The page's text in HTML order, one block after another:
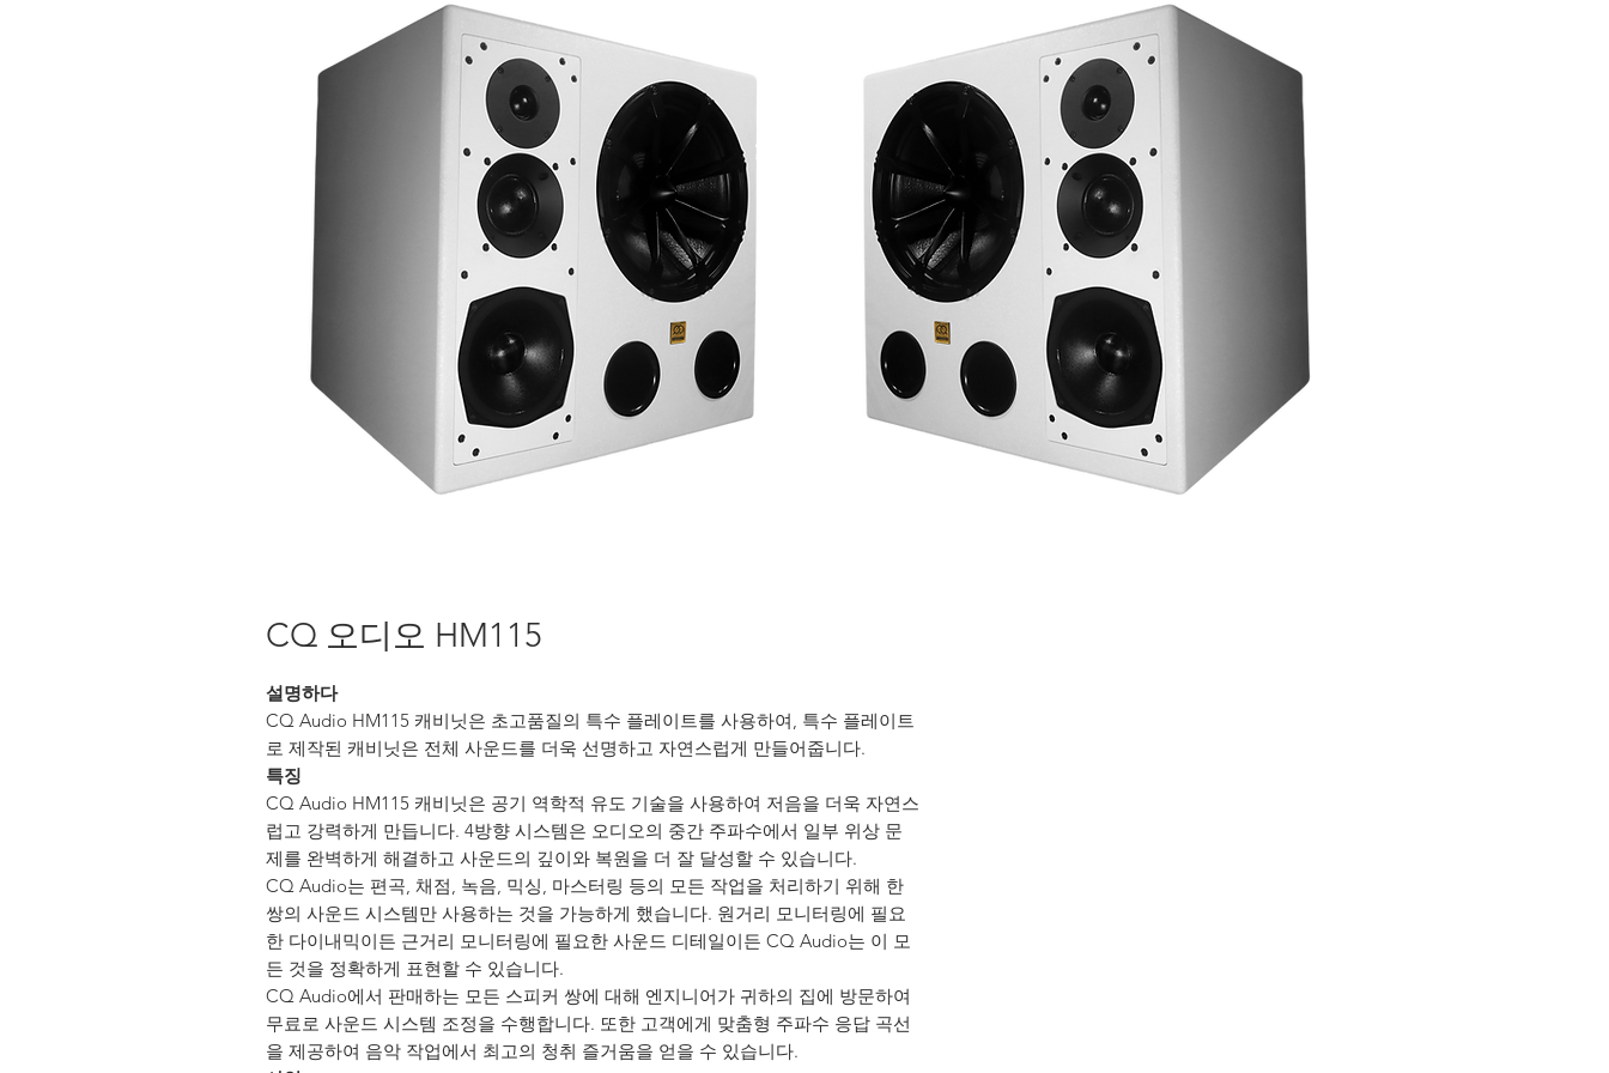
CQ 오디오 HM115
설명하다
CQ Audio HM115 캐비닛은 초고품질의 특수 플레이트를 사용하여, 특수 플레이트
로 제작된 캐비닛은 전체 사운드를 더욱 선명하고 자연스럽게 만들어줍니다.
특징
CQ Audio HM115 캐비닛은 공기 역학적 유도 기술을 사용하여 저음을 더욱 자연스
럽고 강력하게 만듭니다. 4방향 시스템은 오디오의 중간 주파수에서 일부 위상 문
제를 완벽하게 해결하고 사운드의 깊이와 복원을 더 잘 달성할 수 있습니다.
CQ Audio는 편곡, 채점, 녹음, 믹싱, 마스터링 등의 모든 작업을 처리하기 위해 한
쌍의 사운드 시스템만 사용하는 것을 가능하게 했습니다. 원거리 모니터링에 필요
한 다이내믹이든 근거리 모니터링에 필요한 사운드 디테일이든 CQ Audio는 이 모
든 것을 정확하게 표현할 수 있습니다.
CQ Audio에서 판매하는 모든 스피커 쌍에 대해 엔지니어가 귀하의 집에 방문하여
무료로 사운드 시스템 조정을 수행합니다. 또한 고객에게 맞춤형 주파수 응답 곡선
을 제공하여 음악 작업에서 최고의 청취 즐거움을 얻을 수 있습니다.